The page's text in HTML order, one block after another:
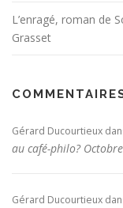
L’enragé, roman de
Grasset
Gérard Ducourtieux
au café-philo?
Gérard Ducourtieux